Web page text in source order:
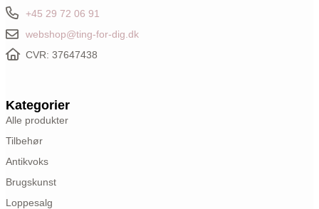
+45 29 72 06 91
webshop@ting-for-dig.dk
CVR: 37647438
Kategorier
Alle produkter
Tilbehør
Antikvoks
Brugskunst
Loppesalg